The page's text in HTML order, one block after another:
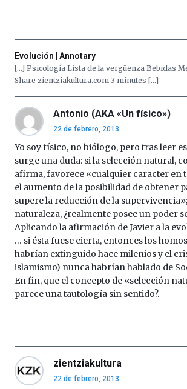
Evolución | Annotary
[…] Psicología Lista de la vergüenza Bebidas
Share zientziakultura.com 3 minutes […]
Antonio (AKA «Un físico»)
22 de febrero, 2013
Yo soy físico, no biólogo, pero tras leer
surge una duda: si la selección natural,
afirma, favorece «cualquier caracter en
el aumento de la posibilidad de obtener
supere la reducción de la
naturaleza, ¿realmente posee un poder
Aplicando la afirmación de Javier a la
… si ésta fuese cierta, entonces los
habrían extinguido hace milenios y el
islamismo) nunca habrían hablado de
En fin, que el concepto de «selección
parece una tautología sin sentido?.
zientziakultura
22 de febrero, 2013